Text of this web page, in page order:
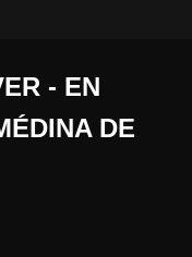
- EN
DE